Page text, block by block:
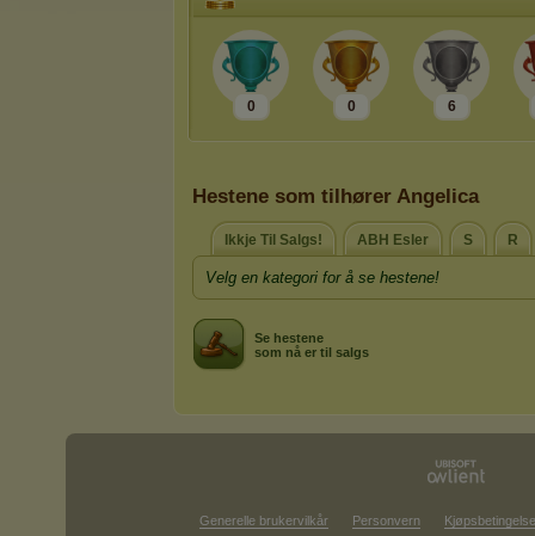
0 0 6
Hestene som tilhører Angelica
Ikkje Til Salgs! ABH Esler S R
Velg en kategori for å se hestene!
Se hestene
som nå er til salgs
Generelle brukervilkår Personvern